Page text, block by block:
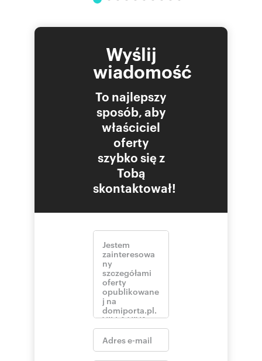
Wyślij
wiadomość
To najlepszy
sposób, aby
właściciel
oferty
szybko się z
Tobą
skontaktował!